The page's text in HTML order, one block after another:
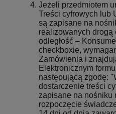
Jeżeli przedmiotem
Treści cyfrowych lub
są zapisane na
realizowanych drogą
odległość –
checkboxie,
Zamówienia i
Elektronicznym
następującą zgodę:
dostarczenie treści
zapisane na nośniku
rozpoczęcie